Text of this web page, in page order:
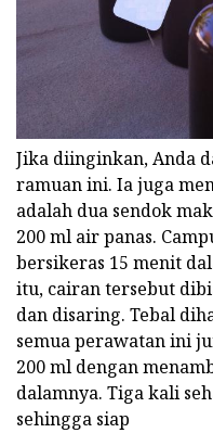
Jika diinginkan, Anda
ramuan ini. Ia juga
adalah dua sendok
200 ml air panas.
bersikeras 15 menit
itu, cairan tersebut
dan disaring. Tebal
semua perawatan ini
200 ml dengan
dalamnya. Tiga kali
sehingga siap